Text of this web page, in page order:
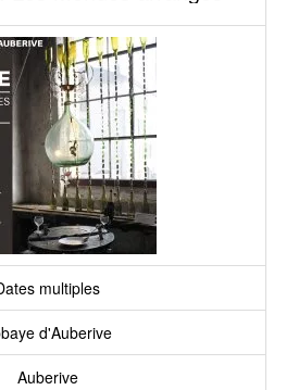
multiples
d'Auberive
Auberive